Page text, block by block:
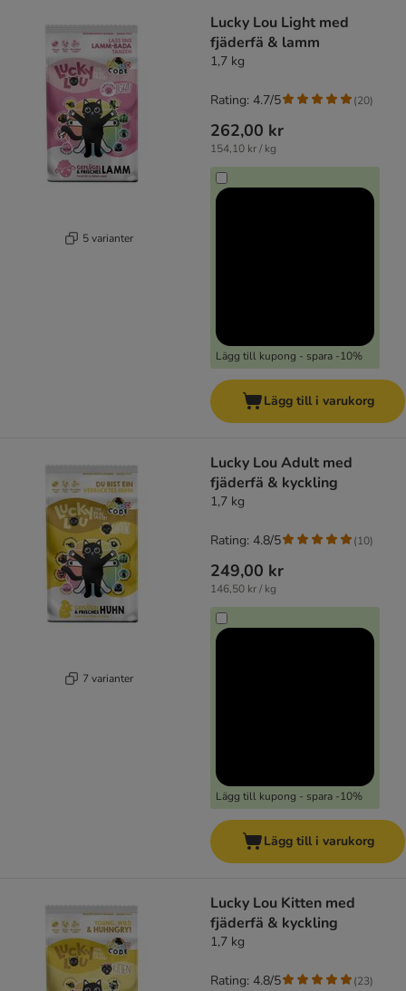
5 varianter
Lucky Lou Light med
fjäderfä & lamm
1,7 kg
262,00 kr
154,10 kr / kg
Lägg till kupong - spara -10%
Rating: 4.7/5 (20)
Lägg till i varukorg
7 varianter
Lucky Lou Adult med
fjäderfä & kyckling
1,7 kg
249,00 kr
146,50 kr / kg
Lägg till kupong - spara -10%
Rating: 4.8/5 (10)
Lägg till i varukorg
Lucky Lou Kitten med
fjäderfä & kyckling
1,7 kg
Rating: 4.8/5 (23)